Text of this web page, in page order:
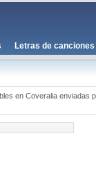
Letras de canciones
en Coveralia enviadas